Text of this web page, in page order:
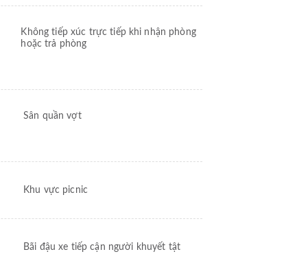
Không tiếp xúc trực tiếp khi nhận phòng
hoặc trả phòng
Sân quần vợt
Khu vực picnic
Bãi đậu xe tiếp cận người khuyết tật